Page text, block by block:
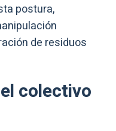
postura,
de residuos
colectivo